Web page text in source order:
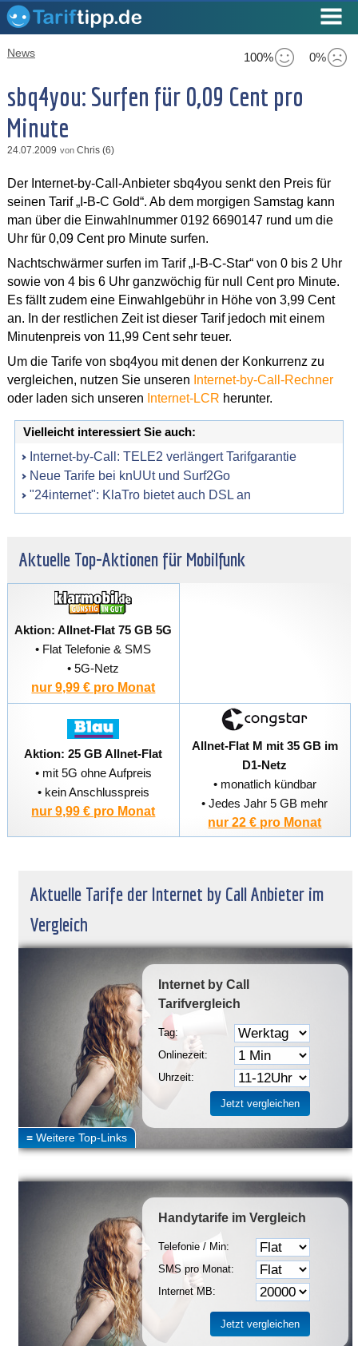
100% 0%
News
sbq4you: Surfen für 0,09 Cent pro
Minute
24.07.2009 von Chris (6)
Der Internet-by-Call-Anbieter sbq4you senkt den Preis für
seinen Tarif „I-B-C Gold“. Ab dem morgigen Samstag kann
man über die Einwahlnummer 0192 6690147 rund um die
Uhr für 0,09 Cent pro Minute surfen.
Nachtschwärmer surfen im Tarif „I-B-C-Star“ von 0 bis 2 Uhr
sowie von 4 bis 6 Uhr ganzwöchig für null Cent pro Minute.
Es fällt zudem eine Einwahlgebühr in Höhe von 3,99 Cent
an. In der restlichen Zeit ist dieser Tarif jedoch mit einem
Minutenpreis von 11,99 Cent sehr teuer.
Um die Tarife von sbq4you mit denen der Konkurrenz zu
vergleichen, nutzen Sie unseren Internet-by-Call-Rechner
oder laden sich unseren Internet-LCR herunter.
Vielleicht interessiert Sie auch:
Internet-by-Call: TELE2 verlängert Tarifgarantie
Neue Tarife bei knUUt und Surf2Go
"24internet": KlaTro bietet auch DSL an
Aktuelle Top-Aktionen für Mobilfunk
Aktion: Allnet-Flat 75 GB 5G
• Flat Telefonie & SMS
• 5G-Netz
nur 9,99 € pro Monat
Aktion: 25 GB Allnet-Flat
• mit 5G ohne Aufpreis
• kein Anschlusspreis
nur 9,99 € pro Monat
Allnet-Flat M mit 35 GB im
D1-Netz
• monatlich kündbar
• Jedes Jahr 5 GB mehr
nur 22 € pro Monat
Aktuelle Tarife der Internet by Call Anbieter im
Vergleich
Internet by Call
Tarifvergleich
Tag:
Onlinezeit:
Uhrzeit:
Handytarife im Vergleich
Telefonie / Min:
SMS pro Monat:
Internet MB: